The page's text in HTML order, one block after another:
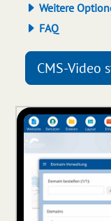
Weitere
FAQ
CMS-Video